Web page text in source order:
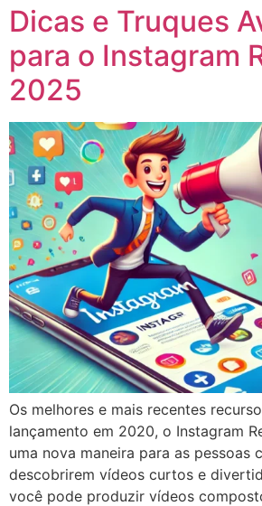
Dicas e Truques
para o Instagram
2025
Os melhores e mais recentes
lançamento em 2020, o Instagram
uma nova maneira para as pessoas
descobrirem vídeos curtos e
você pode produzir vídeos